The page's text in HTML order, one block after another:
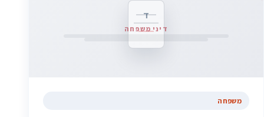
ד
דיני משפחה
משפחה